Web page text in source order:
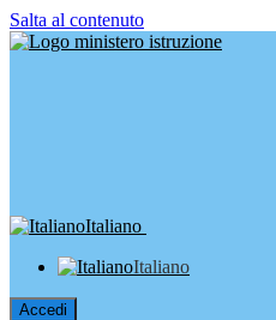
Salta al contenuto
Italiano
Italiano
Accedi